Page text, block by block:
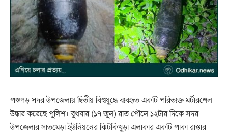
পঞ্চগড় সদর উপজেলায় দ্বিতীয় বিশ্বযুদ্ধে ব্যবহৃত একটি পরিত্যক্ত মর্টারশেল
উদ্ধার করেছে পুলিশ। বুধবার (১৭ জুন) রাত পৌনে ১২টার দিকে সদর
উপজেলার সাতমেড়া ইউনিয়নের ঝিটকিখুড়া এলাকার একটি পাকা রাস্তার